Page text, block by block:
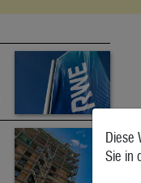
Diese
Sie in